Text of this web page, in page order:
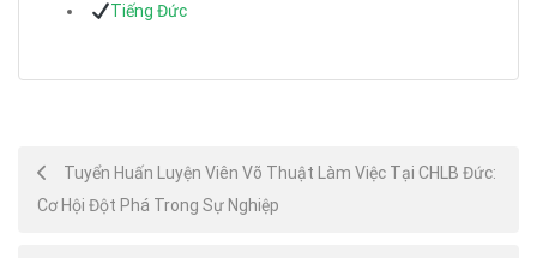
Tiếng Đức
Post
navigation
Tuyển Huấn Luyện Viên Võ Thuật Làm Việc Tại CHLB Đức:
Cơ Hội Đột Phá Trong Sự Nghiệp